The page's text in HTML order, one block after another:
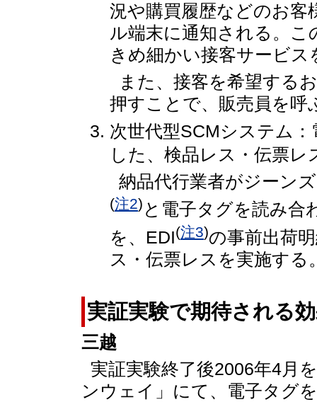
況や購買履歴などのお客
ル端末に通知される。
きめ細かい接客サービス
また、接客を希望する
押すことで、販売員を呼
次世代型SCMシステム
した、検品レス・伝票レ
納品代行業者がジーン
(注2) と電子タグを読み合
を、EDI(注3)の事前出荷
ス・伝票レスを実施する
実証実験で期待される
三越
実証実験終了後2006年4月
ンウェイ」にて、電子タグ